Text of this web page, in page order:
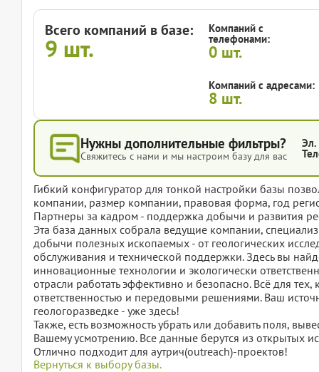
Всего компаний в базе:
9 шт.
Компаний с
телефонами:
0 шт.
Компаний с адресами:
8 шт.
Нужны дополнительные фильтры?
Свяжитесь с нами и мы настроим базу для вас
Эл.
Гибкий конфигуратор для тонкой настройки базы
компании, размер компании, правовая форма, год
Партнеры за кадром - поддержка добычи и развития
Эта база данных собрала ведущие компании,
добычи полезных ископаемых - от геологических
обслуживания и технической поддержки. Здесь вы
инновационные технологии и экологически
отрасли работать эффективно и безопасно. Всё для
ответственностью и передовыми решениями. Ваш
геологоразведке - уже здесь!
Также, есть возможность убрать или добавить поля,
Вашему усмотрению. Все данные берутся из открытых
Отлично подходит для аутрич(outreach)-проектов!
Вернуться к выбору базы.